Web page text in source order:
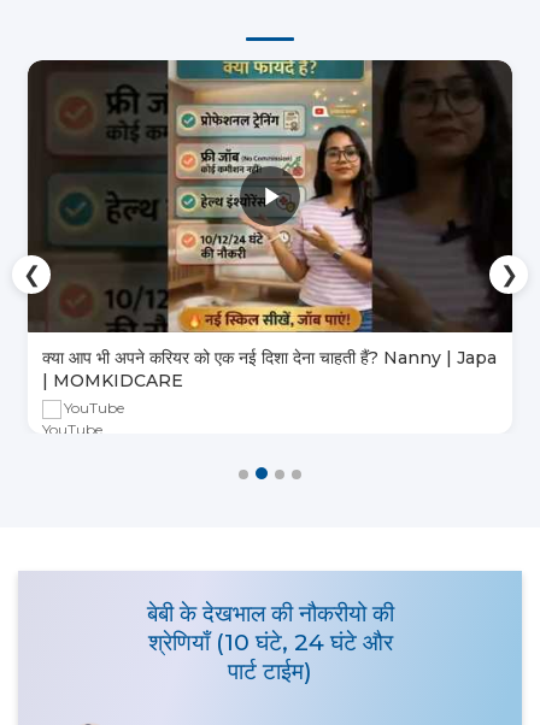
क्या आप भी अपने करियर को एक नई दिशा देना चाहती हैं? Nanny | Japa
| MOMKIDCARE
YouTube
❮ ❯
बेबी के देखभाल की नौकरीयो की
श्रेणियाँ (10 घंटे, 24 घंटे और
पार्ट टाईम)